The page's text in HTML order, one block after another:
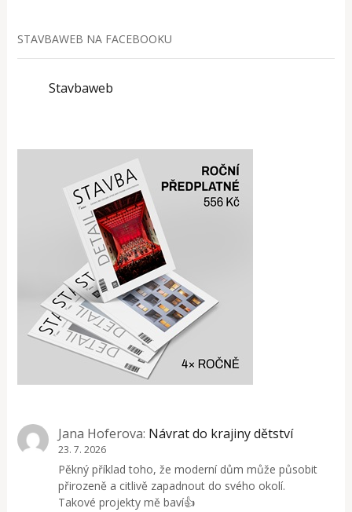
STAVBAWEB NA FACEBOOKU
Stavbaweb
Jana Hoferova: Návrat do krajiny dětství
23. 7. 2026
Pěkný příklad toho, že moderní dům může působit
přirozeně a citlivě zapadnout do svého okolí.
Takové projekty mě baví👍